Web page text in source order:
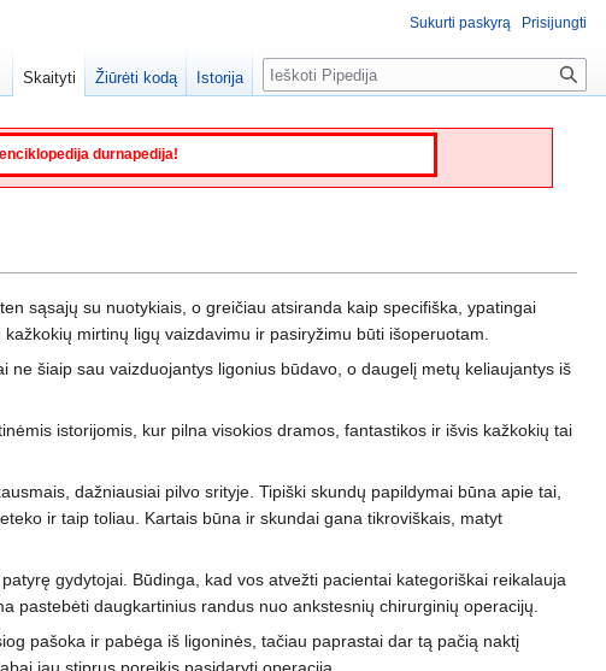
durnapedija!
sąsajų su nuotykiais, o greičiau atsiranda kaip specifiška, ypatingai
kažkokių mirtinų ligų vaizdavimu ir pasiryžimu būti išoperuotam.
šiaip sau vaizduojantys ligonius būdavo, o daugelį metų keliaujantys iš
istorijomis, kur pilna visokios dramos, fantastikos ir išvis kažkokių tai
dažniausiai pilvo srityje. Tipiški skundų papildymai būna apie tai,
ir taip toliau. Kartais būna ir skundai gana tikroviškais, matyt
gydytojai. Būdinga, kad vos atvežti pacientai kategoriškai reikalauja
pastebėti daugkartinius randus nuo ankstesnių chirurginių operacijų.
pašoka ir pabėga iš ligoninės, tačiau paprastai dar tą pačią naktį
jau stiprus poreikis pasidaryti operaciją.
Sukurti paskyrą Prisijungti
Skaityti Žiūrėti kodą Istorija Paieška